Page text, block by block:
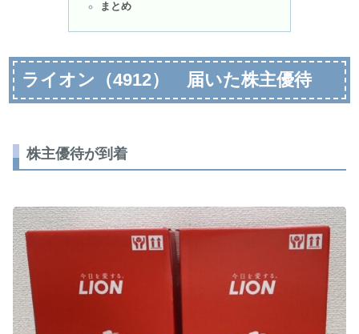
まとめ
ライオン（4912） 届いた株主優待
株主優待が到着